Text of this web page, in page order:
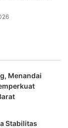
Menandai
Stabilitas